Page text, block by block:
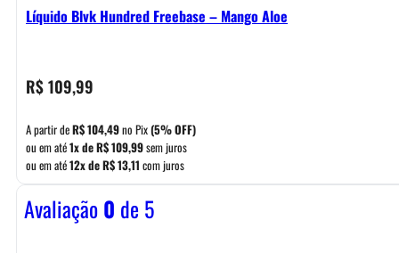
Líquido Blvk Hundred Freebase – Mango Aloe
R$109,99
A partir deR$104,49no Pix(5% OFF)
ou em até1x deR$109,99sem juros
ou em até12x deR$13,11 com juros
Avaliação0 de 5